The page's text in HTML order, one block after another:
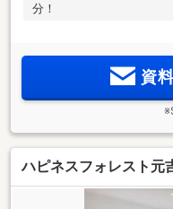
分！
資
ハピネスフォレスト